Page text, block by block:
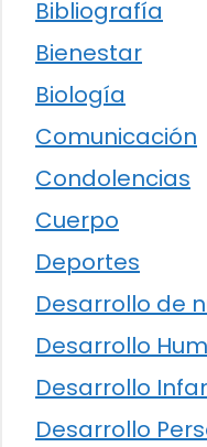
Bibliografía
Bienestar
Biología
Comunicación
Condolencias
Cuerpo
Deportes
Desarrollo de
Desarrollo
Desarrollo
Desarrollo